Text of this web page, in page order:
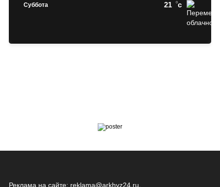
Суббота 21 c
Реклама на сайте: reklama@arkhyz24.ru